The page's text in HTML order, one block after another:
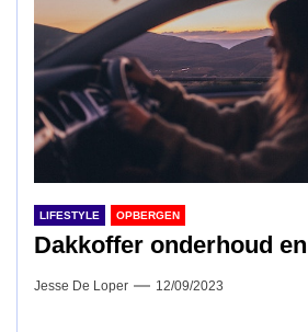
LIFESTYLE OPBERGEN
Dakkoffer onderhoud
Jesse De Loper 12/09/2023